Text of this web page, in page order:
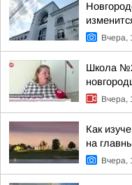
Вчера,
Школа
Вчера,
Как
на
Вчера,